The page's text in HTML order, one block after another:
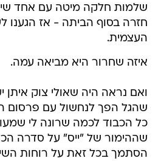
שלמות חלקה מיטה עם אחד שיש
חזרה בסוף הביתה - אז הגענו
העצמית.
איזה שחרור היא מביאה עמה.
ואם נראה היה שאולי צוק איתן
שהגל הפך לנחשול עם פרסום
כל הכבוד לכמה שרונה לי
הסתמך בכל זאת על רוחות